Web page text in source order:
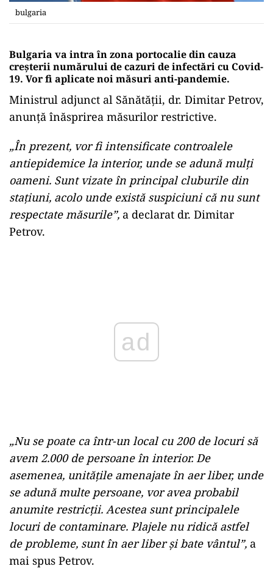
bulgaria
Bulgaria va intra în zona portocalie din cauza
creșterii numărului de cazuri de infectări cu Covid-
19. Vor fi aplicate noi măsuri anti-pandemie.
Ministrul adjunct al Sănătății, dr. Dimitar Petrov,
anunță înăsprirea măsurilor restrictive.
„În prezent, vor fi intensificate controalele
antiepidemice la interior, unde se adună mulți
oameni. Sunt vizate în principal cluburile din
stațiuni, acolo unde există suspiciuni că nu sunt
respectate măsurile”, a declarat dr. Dimitar
Petrov.
„Nu se poate ca într-un local cu 200 de locuri să
avem 2.000 de persoane în interior. De
asemenea, unitățile amenajate în aer liber, unde
se adună multe persoane, vor avea probabil
anumite restricții. Acestea sunt principalele
locuri de contaminare. Plajele nu ridică astfel
de probleme, sunt în aer liber și bate vântul”, a
mai spus Petrov.